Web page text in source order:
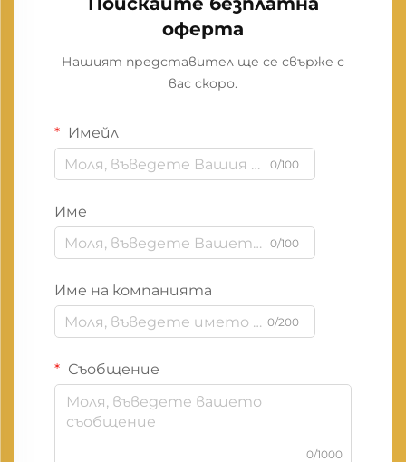
оферта
Нашият представител ще се свърже с
вас скоро.
Имейл
0/100
Име
0/100
Име на компанията
0/200
Съобщение
0/1000